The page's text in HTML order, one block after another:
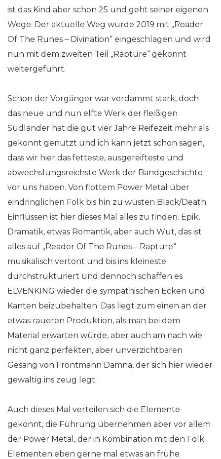
ist das Kind aber schon 25 und geht seiner eigenen
Wege. Der aktuelle Weg wurde 2019 mit „Reader
Of The Runes – Divination“ eingeschlagen und wird
nun mit dem zweiten Teil „Rapture“ gekonnt
weitergeführt.
Schon der Vorgänger war verdammt stark, doch
das neue und nun elfte Werk der fleißigen
Südländer hat die gut vier Jahre Reifezeit mehr als
gekonnt genutzt und ich kann jetzt schon sagen,
dass wir hier das fetteste, ausgereifteste und
abwechslungsreichste Werk der Bandgeschichte
vor uns haben. Von flottem Power Metal über
eindringlichen Folk bis hin zu wüsten Black/Death
Einflüssen ist hier dieses Mal alles zu finden. Epik,
Dramatik, etwas Romantik, aber auch Wut, das ist
alles auf „Reader Of The Runes – Rapture“
musikalisch vertont und bis ins kleineste
durchstrukturiert und dennoch schaffen es
ELVENKING wieder die sympathischen Ecken und
Kanten beizubehalten. Das liegt zum einen an der
etwas raueren Produktion, als man bei dem
Material erwarten würde, aber auch am nach wie
nicht ganz perfekten, aber unverzichtbaren
Gesang von Frontmann Damna, der sich hier wieder
gewaltig ins zeug legt.
Auch dieses Mal verteilen sich die Elemente
gekonnt, die Führung übernehmen aber vor allem
der Power Metal, der in Kombination mit den Folk
Elementen eben gerne mal etwas an frühe